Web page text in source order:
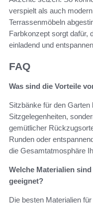
verspielt als auch
Terrassenmöbeln
Farbkonzept sorgt dafür,
einladend und
FAQ
Was sind die Vorteile
Sitzbänke für den
Sitzgelegenheiten,
gemütlicher
Runden oder
die Gesamtatmosphäre
Welche Materialien
geeignet?
Die besten Materialien